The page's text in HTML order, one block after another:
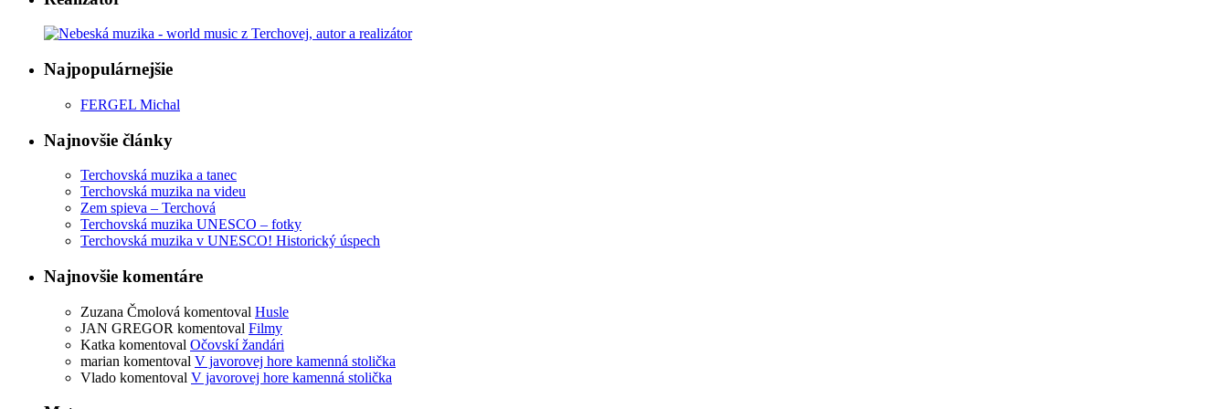
Najpopulárnejšie
FERGEL Michal
Najnovšie články
Terchovská muzika a tanec
Terchovská muzika na videu
Zem spieva – Terchová
Terchovská muzika UNESCO – fotky
Terchovská muzika v UNESCO! Historický úspech
Najnovšie komentáre
Zuzana Čmolová komentoval Husle
JAN GREGOR komentoval Filmy
Katka komentoval Očovskí žandári
marian komentoval V javorovej hore kamenná stolička
Vlado komentoval V javorovej hore kamenná stolička